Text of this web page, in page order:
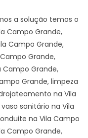
a solução temos o
Campo Grande,
Campo Grande,
Grande,
Campo Grande,
Grande, limpeza
na Vila
sanitário na Vila
na Vila Campo
Campo Grande,